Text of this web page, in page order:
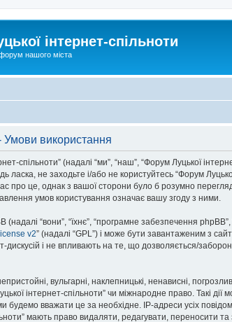
інтернет-спільноти
нашого міста
Умови використання
спільноти” (надалі “ми”, “наш”, “Форум Луцької
не заходьте і/або не користуйтесь “Форум
про це, однак з вашої сторони було б розумно
умов користування означає вашу згоду з ними.
“вони”, “їхнє”, “програмне забезпечення
v2” (надалі “GPL”) і може бути завантаженим з
дискусій і не впливають на те, що дозволяється/
вульгарні, наклепницькі, ненависні,
інтернет-спільноти” чи міжнародне право. Такі
вважати це за необхідне. IP-адреси усіх
мають право видаляти, редагувати, переносити